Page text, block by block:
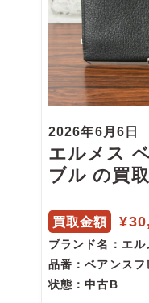
2026年6月6日
エルメス
ブル の買
買取金額
ブランド名 ：エ
品番 ：ベアンスフ
状態 ：中古B